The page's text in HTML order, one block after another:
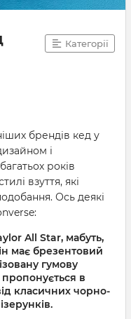
Категорії
брендів кед у
і
років
взуття, які
Ось деякі
All Star, мабуть,
має брезентовий
гумову
в
класичних чорно-